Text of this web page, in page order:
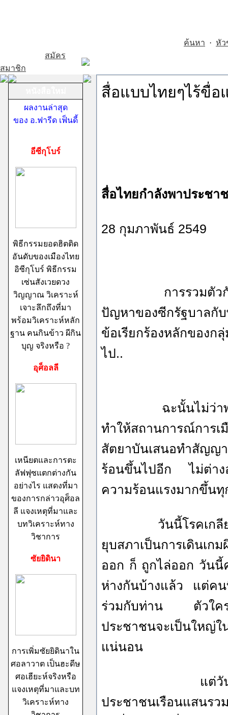
ค้นหา · หัว
สมัคร
สมาชิก
ผลงานล่าสุด
ของ อ.ฟารีด เฟ็นดี้
อีซีกุโบร์
พิธีกรรมยอดฮิตติด
อันดับของเมืองไทย
อิซีกุโบร์ พิธีกรรม
เซ่นสังเวยดวง
วิญญาณ วิเคราะห์
เจาะลึกถึงที่มา
พร้อมวิเคราะห์หลัก
ฐาน คนกินข้าว ผีกิน
บุญ จริงหรือ ?
อุศ็อลลี
เหนียตและการตะ
ลัฟฟุซแตกต่างกัน
อย่างไร แสดงที่มา
ของการกล่าวอุศ็อล
ลี แจงเหตุที่มาและ
บทวิเคราะห์ทาง
วิชาการ
ซัยยิดินา
การเพิ่มซัยยิดินาใน
ศอลาวาต เป็นฮะดีษ
ศอเฮียะห์จริงหรือ
แจงเหตุที่มาและบท
วิเคราะห์ทาง
สื่อแบบไทยๆไร้ขื่อ
สื่อไทยกำลังพาประชา
28 กุมภาพันธ์ 2549
การรวมตัวกันของ
ปัญหาของซีกรัฐบาลกั
ข้อเรียกร้องหลักของ
ไป..
ฉะนั้นไม่ว่าพรรคไ
ทำให้สถานการณ์การ
สัตยาบันเสนอทำสัญญ
ร้อนขึ้นไปอีก ไม่ต่าง
ความร้อนแรงมากขึ้น
วันนี้โรคเกลียดทัก
ยุบสภาเป็นการเดินเ
ออก ก็ ถูกไล่ออก วันนี้
ห่างกันบ้างแล้ว แต่คน
ร่วมกับท่าน ตัวใค
ประชาชนจะเป็นให
แน่นอน
แต่วันนี้ ! อนาถ
ประชาชนเรือนแสนร